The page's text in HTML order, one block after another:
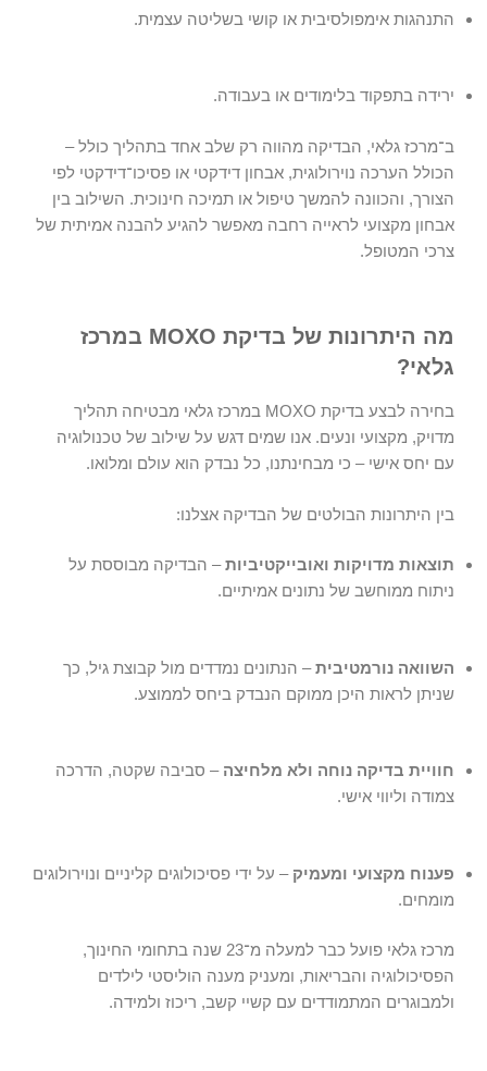
התנהגות אימפולסיבית או קושי בשליטה עצמית.
ירידה בתפקוד בלימודים או בעבודה.
ב־מרכז גלאי, הבדיקה מהווה רק שלב אחד בתהליך כולל –
הכולל הערכה נוירולוגית, אבחון דידקטי או פסיכו־דידקטי לפי
הצורך, והכוונה להמשך טיפול או תמיכה חינוכית. השילוב בין
אבחון מקצועי לראייה רחבה מאפשר להגיע להבנה אמיתית של
צרכי המטופל.
מה היתרונות של בדיקת MOXO במרכז
גלאי?
בחירה לבצע בדיקת MOXO
במרכז גלאי מבטיחה תהליך
מדויק, מקצועי ונעים. אנו שמים דגש על שילוב של טכנולוגיה
עם יחס אישי – כי מבחינתנו, כל נבדק הוא עולם ומלואו.
בין היתרונות הבולטים של הבדיקה אצלנו:
תוצאות מדויקות ואובייקטיביות– הבדיקה מבוססת על
ניתוח ממוחשב של נתונים אמיתיים.
השוואה נורמטיבית– הנתונים נמדדים מול קבוצת גיל, כך
שניתן לראות היכן ממוקם הנבדק ביחס לממוצע.
חוויית בדיקה נוחה ולא מלחיצה – סביבה שקטה, הדרכה
צמודה וליווי אישי.
פענוח מקצועי ומעמיק – על ידי פסיכולוגים קליניים ונוירולוגים
מומחים.
מרכז גלאי פועל כבר למעלה מ־23 שנה בתחומי החינוך,
הפסיכולוגיה והבריאות, ומעניק מענה הוליסטי לילדים
ולמבוגרים המתמודדים עם קשיי קשב, ריכוז ולמידה.